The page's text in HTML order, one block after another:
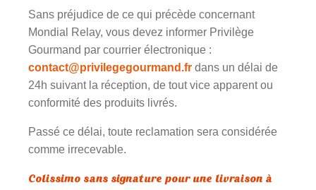
Sans préjudice de ce qui précède concernant
Mondial Relay, vous devez informer Privilège
Gourmand par courrier électronique :
contact@privilegegourmand.fr dans un délai de
24h suivant la réception, de tout vice apparent ou
conformité des produits livrés.
Passé ce délai, toute reclamation sera considérée
comme irrecevable.
Colissimo sans signature pour une livraison à